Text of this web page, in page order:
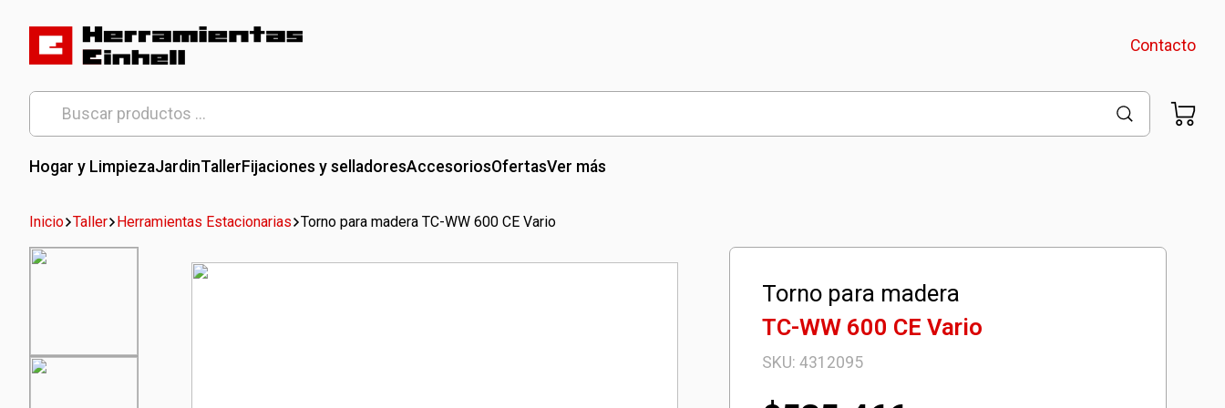
content
Herramientas Einhell
Distribuidor Oficial
Contacto
Buscar
por:
Hogar y LimpiezaJardinTallerFijaciones y selladoresAccesoriosOfertasVer más
Inicio Taller Herramientas Estacionarias Torno para madera TC-WW 600 CE Vario
Torno para madera
TC-WW 600 CE Vario
SKU:4312095